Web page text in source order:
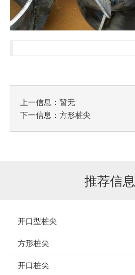
上一信息：暂无
下一信息： 方形桩尖
推荐信息
开口型桩尖
方形桩尖
开口桩尖